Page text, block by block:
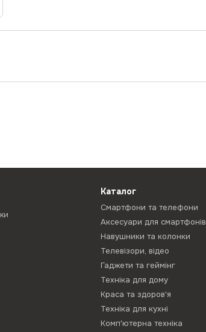
Каталог
Смартфони та телефони
Аксесуари для смартфонів
Навушники та колонки
Телевізори, відео
Гаджети та геймінг
Техніка для дому
Краса та здоров'я
Техніка для кухні
Комп'ютерна техніка